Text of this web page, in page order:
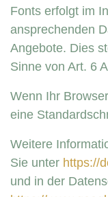
Fonts erfolgt im
ansprechenden
Angebote. Dies
Sinne von Art. 6
Wenn Ihr
eine
Weitere
Sie unter https://
und in der